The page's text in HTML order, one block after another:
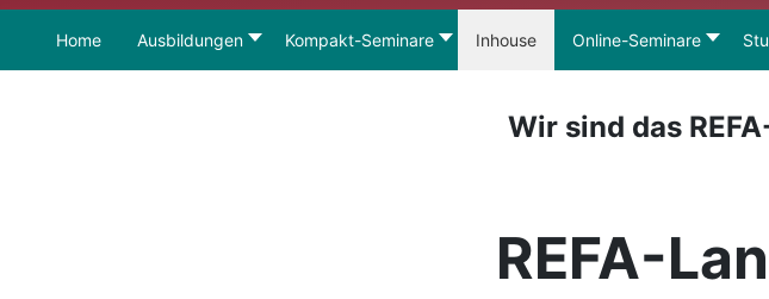
Home Ausbildungen Kompakt-Seminare Inhouse Online-Seminare
Wir sind das
REFA-